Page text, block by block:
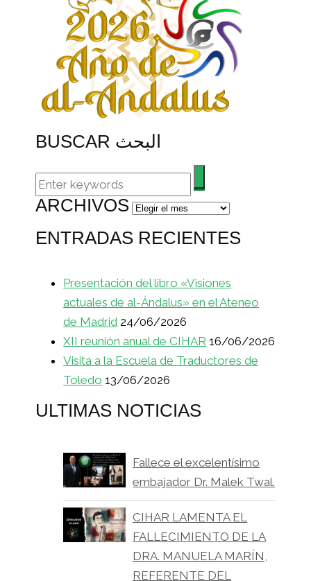
BUSCAR البحث
ARCHIVOS Archivos
ENTRADAS RECIENTES
Presentación del libro «Visiones
actuales de al-Ándalus» en el Ateneo
de Madrid 24/06/2026
XII reunión anual de CIHAR 16/06/2026
Visita a la Escuela de Traductores de
Toledo 13/06/2026
ULTIMAS NOTICIAS
Fallece el excelentísimo
embajador Dr. Malek Twal.
CIHAR LAMENTA EL
FALLECIMIENTO DE LA
DRA. MANUELA MARÍN,
REFERENTE DEL